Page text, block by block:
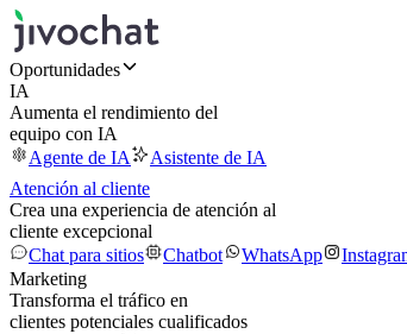
Oportunidades
IA
Aumenta el rendimiento del
equipo con IA
Agente de IA
Asistente de IA
Atención al cliente
Crea una experiencia de atención al
cliente excepcional
Chat para sitios
Chatbot WhatsApp
Marketing
Transforma el tráfico en
clientes potenciales cualificados